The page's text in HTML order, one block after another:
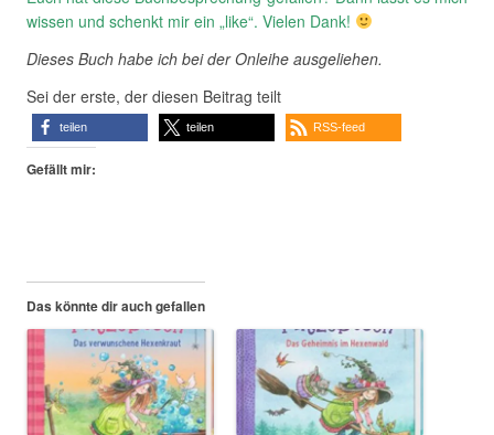
wissen und schenkt mir ein „like“. Vielen Dank!
Dieses Buch habe ich bei der Onleihe ausgeliehen.
Sei der erste, der diesen Beitrag teilt
teilen teilen RSS-feed
Gefällt mir:
Das könnte dir auch gefallen